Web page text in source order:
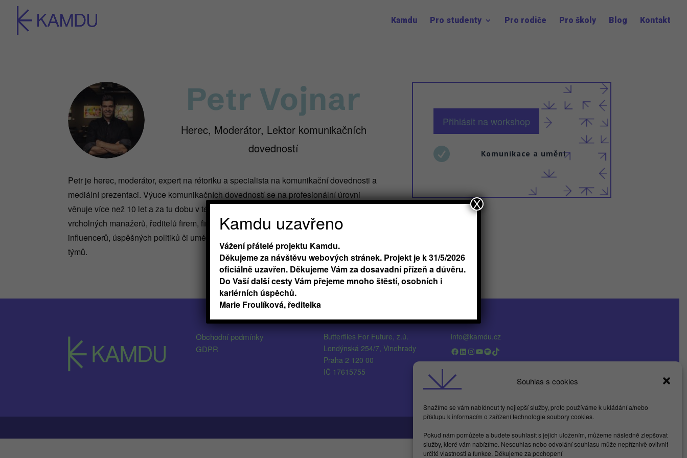
Souhlas s cookies
Snažíme se vám nabídnout ty nejlepší služby, proto používáme k ukládání a/nebo
přístupu k informacím o zařízení technologie soubory cookies.
Pokud nám pomůžete a budete souhlasit s jejich uložením, můžeme následně zlepšovat
služby, které vám nabízíme. Nesouhlas nebo odvolání souhlasu může nepříznivě ovlivnit
určité vlastnosti a funkce. Děkujeme za pochopení
Kamdu Pro studenty Pro rodiče Pro školy Blog Kontakt
Petr Vojnar
Herec, Moderátor, Lektor komunikačních
dovedností
Petr je herec, moderátor, expert na rétoriku a specialista na komunikační dovednosti a
mediální prezentaci. Výuce komunikačních dovedností se na profesionální úrovni
věnuje více než 10 let a za tu dobu v této oblasti vyškolil a zdokonalil nejen stovky
vrcholných manažerů, ředitelů firem, finančních poradců, realitních makléřů, investorů,
influencerů, úspěšných politiků či umělců, ale i celých obchodních či manažerských
týmů.
Přihlásit na workshop
 Komunikace a umění
Obchodní podmínky
GDPR
Butterflies For Future, z.ú.
Londýnská 254/7, Vinohrady
Praha 2 120 00
IČ 17615755
info@kamdu.cz
Facebook
LinkedIn
Instagram
YouTube
Spotify
TikTok
Kamdu uzavřeno
Vážení přátelé projektu Kamdu.
Děkujeme za návštěvu webových stránek. Projekt je k 31/5/2026
oficiálně uzavřen. Děkujeme Vám za dosavadní přízeň a důvěru.
Do Vaší další cesty Vám přejeme mnoho štěstí, osobních i
kariérních úspěchů.
Marie Froulíková, ředitelka
X